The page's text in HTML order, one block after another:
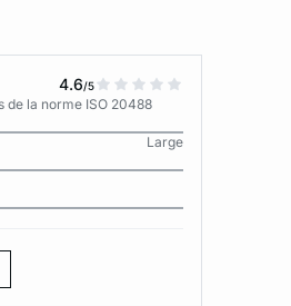
4.6/5
la norme ISO 20488
Large